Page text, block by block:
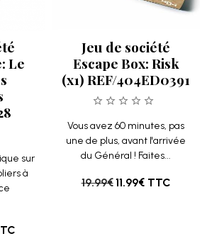
Le
sur
à
Jeu de société
Escape Box: Risk
(x1) REF/404ED0391
Vous avez 60 minutes, pas
une de plus, avant l'arrivée
du Général ! Faites...
19.99€11.99€ TTC